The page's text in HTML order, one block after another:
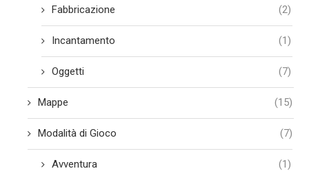
Fabbricazione (2)
Incantamento (1)
Oggetti (7)
Mappe (15)
Modalità di Gioco (7)
Avventura (1)